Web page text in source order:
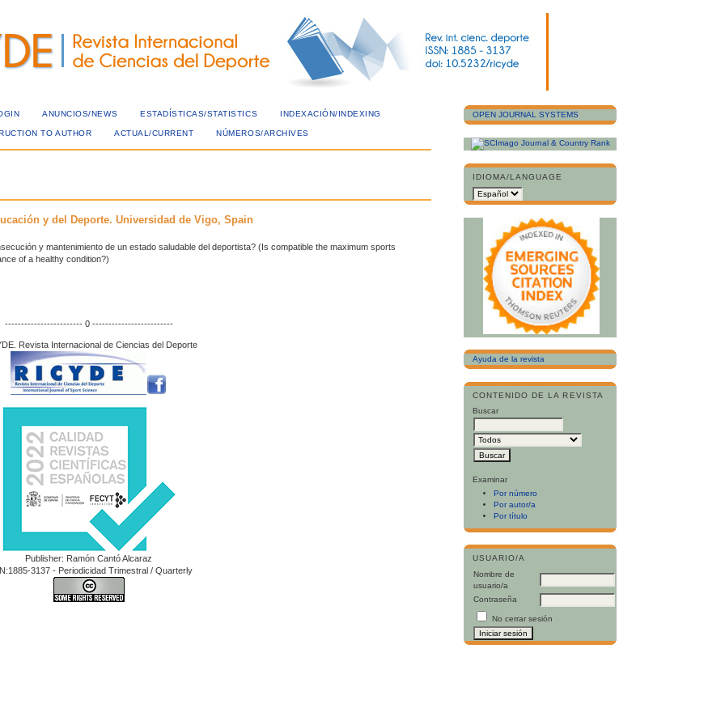
OPEN JOURNAL SYSTEMS
IDIOMA/LANGUAGE
Ayuda de la revista
CONTENIDO DE LA REVISTA
Buscar
Examinar
Por número
Por autor/a
Por título
USUARIO/A
Nombre de
usuario/a
Contraseña
No cerrar sesión
ANUNCIOS/NEWS ESTADÍSTICAS/STATISTICS INDEXACIÓN/INDEXING
TO AUTHOR ACTUAL/CURRENT NÚMEROS/ARCHIVES
y del Deporte. Universidad de Vigo, Spain
y mantenimiento de un estado saludable del deportista? (Is compatible the maximum sports
of a healthy condition?)
------------------------ 0 -------------------------
Revista Internacional de Ciencias del Deporte
Publisher: Ramón Cantó Alcaraz
3137 - Periodicidad Trimestral / Quarterly